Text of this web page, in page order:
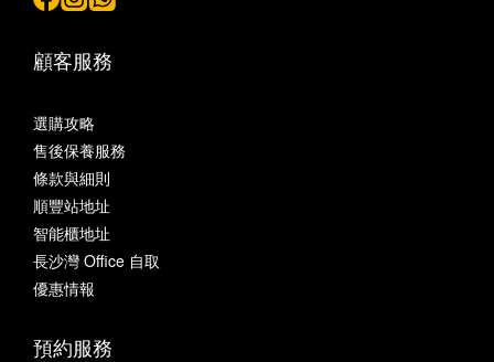
顧客服務
選購攻略
售後保養服務
條款與細則
順豐站地址
智能櫃地址
長沙灣 Office 自取
優惠情報
預約服務